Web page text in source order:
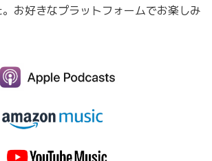
お好きなプラットフォームでお楽しみ